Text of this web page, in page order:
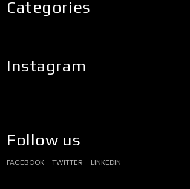
Categories
Instagram
Follow us
FACEBOOK TWITTER LINKEDIN